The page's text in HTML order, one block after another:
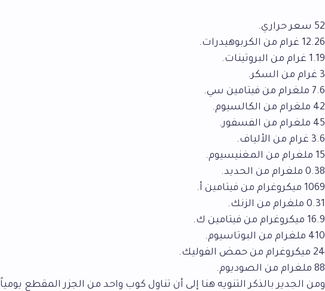
52 سعر حراري.
12.26 غرام من الكربوهيدرات.
1.19 غرام من البروتينات.
3 غرام من السكر.
7.6 ملغرام من فيتامين سي.
42 ملغرام من الكالسيوم.
45 ملغرام من الفسفور.
3.6 غرام من الألياف.
15 ملغرام من المغنيسيوم.
0.38 ملغرام من الحديد.
1069 ميكروغرام من فيتامين أ.
0.31 ملغرام من الزنك.
16.9 ميكروغرام من فيتامين ك.
410 ملغرام من البوتاسيوم.
24 ميكروغرام من حمض الفوليك.
88 ملغرام من الصوديوم.
ومن الجدير بالذكر التنويه هنا إلى أن تناول كوب واحد من الجزر المقطع